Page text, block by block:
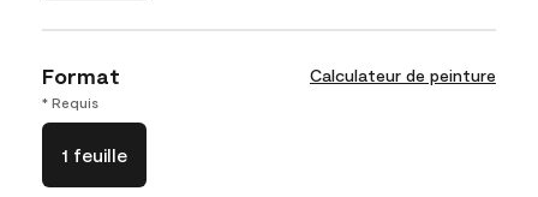
Format Calculateur de peinture
* Requis
1 feuille